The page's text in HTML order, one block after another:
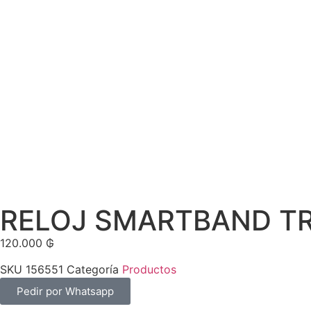
RELOJ SMARTBAND
120.000 ₲
SKU 156551 Categoría Productos
Pedir por Whatsapp